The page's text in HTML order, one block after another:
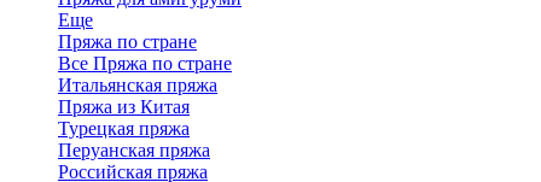
Еще
Пряжа по стране
Все Пряжа по стране
Итальянская пряжа
Пряжа из Китая
Турецкая пряжа
Перуанская пряжа
Российская пряжа